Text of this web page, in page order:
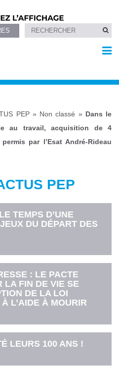
PEP» Non classé » Dans le
au travail, acquisition de 4
par l’Esat André-Rideau
PEP
TEMPS D’UNE
DU DÉPART DES
: LE PACTE
LA FIN DE VIE SE
DE LA LOI
L’AIDE À MOURIR
LEURS 100 ANS !